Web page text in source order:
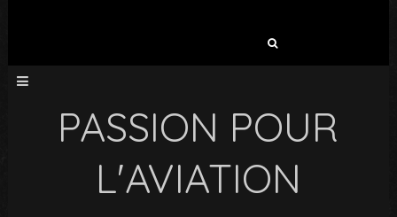
PASSION POUR
L'AVIATION